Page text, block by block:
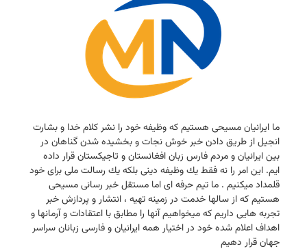
ما ایرانیان مسیحی هستیم كه وظیفه خود را نشر كلام خدا و بشارت
انجیل از طریق دادن خبر خوش نجات و بخشیده شدن گناهان در
بین ایرانیان و مردم فارس زبان افغانستان و تاجیكستان قرار داده
ایم. این امر را نه فقط یك وظیفه دینی بلكه یك رسالت ملی برای خود
قلمداد میكنیم . ما تیم حرفه ای اما مستقل خبر رسانی مسیحی
هستیم كه از سالها خدمت در زمینه تهیه ، انتشار و پردازش خبر
تجربه هایی داریم كه میخواهیم آنها را مطابق با اعتقادات و آرمانها و
اهداف اعلام شده خود در اختیار همه ایرانیان و فارسی زبانان سراسر
جهان قرار دهیم